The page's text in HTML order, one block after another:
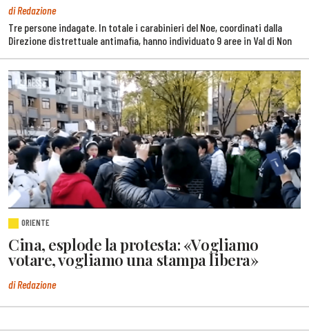
di Redazione
Tre persone indagate. In totale i carabinieri del Noe, coordinati dalla
Direzione distrettuale antimafia, hanno individuato 9 aree in Val di Non
ORIENTE
Cina, esplode la protesta: «Vogliamo
votare, vogliamo una stampa libera»
di Redazione